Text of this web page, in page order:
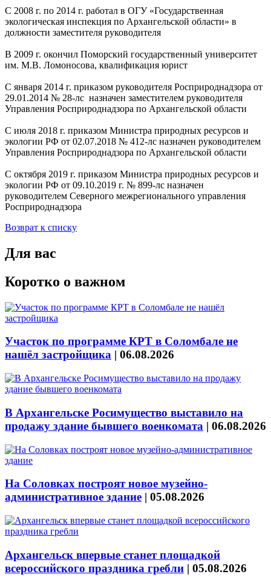
С 2008 г. по 2014 г. работал в ОГУ «Государственная
экологическая инспекция по Архангельской области» в
должности заместителя руководителя
В 2009 г. окончил Поморский государственный университет
им. М.В. Ломоносова, квалификация юрист
С января 2014 г. приказом руководителя Росприроднадзора от
29.01.2014 № 28-лс назначен заместителем руководителя
Управления Росприроднадзора по Архангельской области
С июля 2018 г. приказом Министра природных ресурсов и
экологии РФ от 02.07.2018 № 412-лс назначен руководителем
Управления Росприроднадзора по Архангельской области
С октября 2019 г. приказом Министра природных ресурсов и
экологии РФ от 09.10.2019 г. № 899-лс назначен
руководителем Северного межрегионального управления
Росприроднадзора
Возврат к списку
Для вас
Коротко о важном
Участок по программе КРТ в Соломбале не
нашёл застройщика | 06.08.2026
В Архангельске Росимущество выставило на
продажу здание бывшего военкомата | 06.08.2026
На Соловках построят новое музейно-
административное здание | 05.08.2026
Архангельск впервые станет площадкой
всероссийского праздника гребли | 05.08.2026